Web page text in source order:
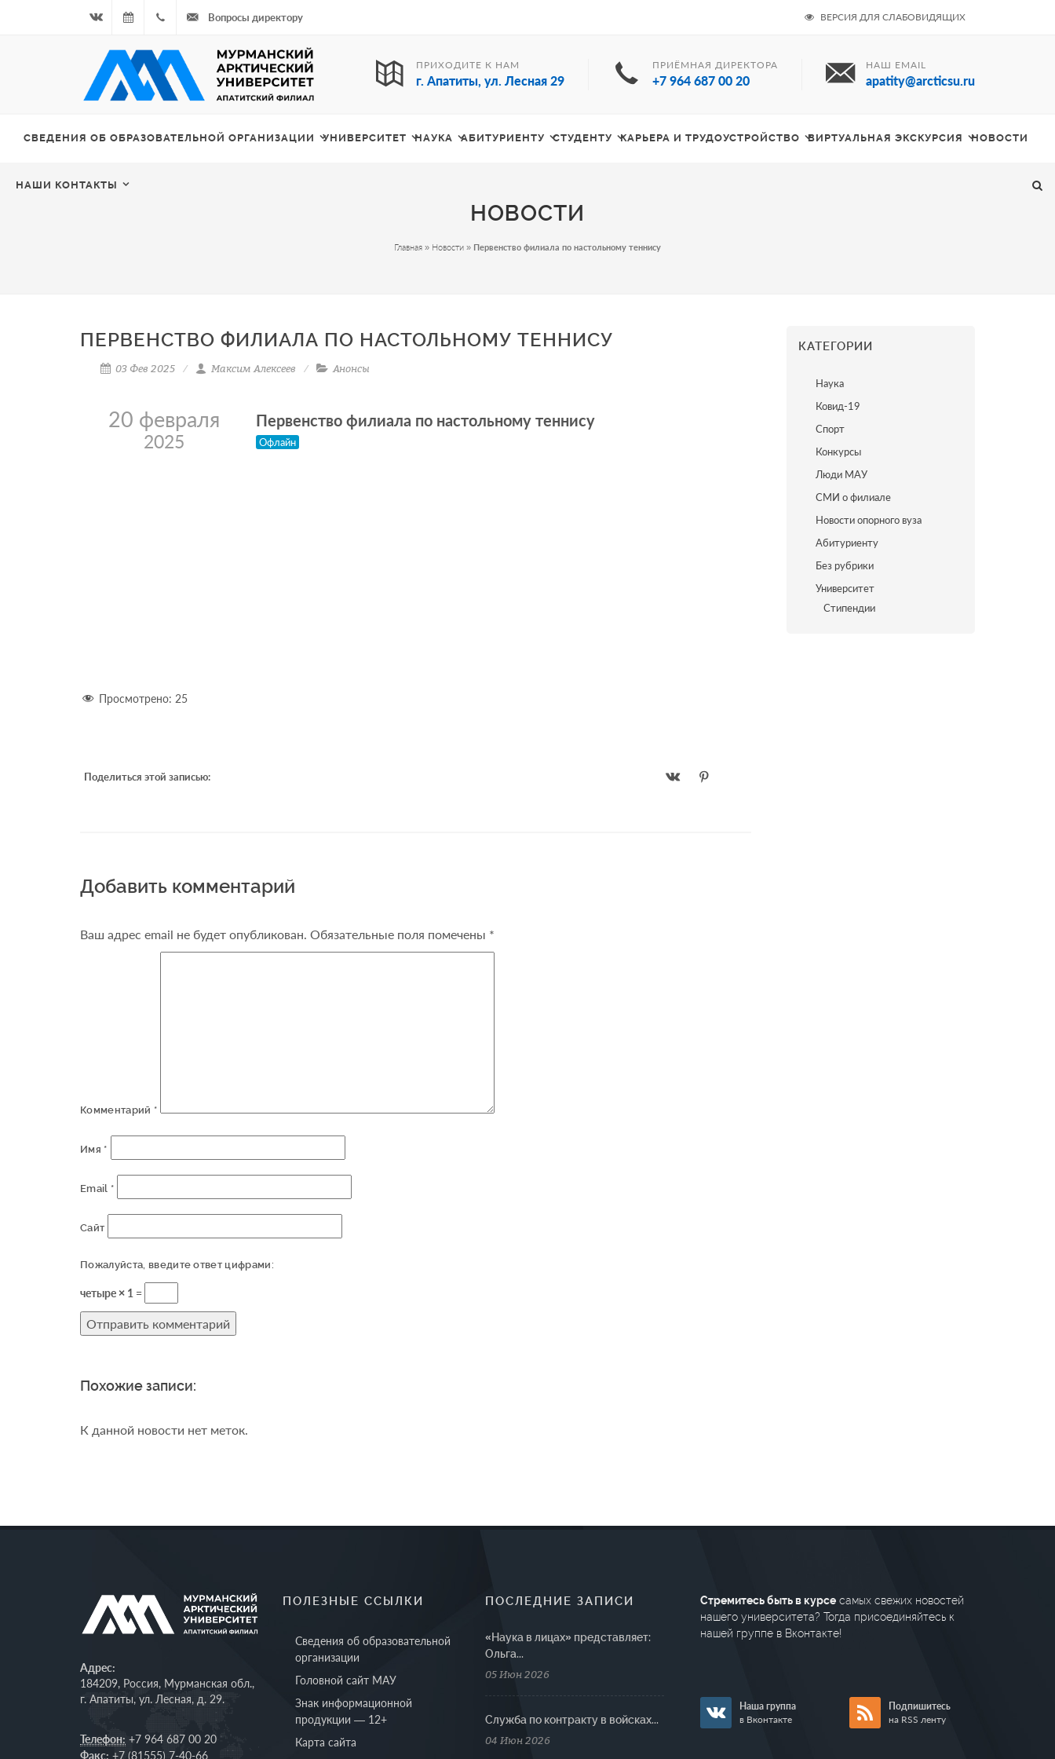
Вконтакте06.08.2026
- Чётная
+7
964
Вопросы директору ВЕРСИЯ ДЛЯ СЛАБОВИДЯЩИХ
ПРИХОДИТЕ К НАМ
г. Апатиты, ул. Лесная 29
ПРИЁМНАЯ ДИРЕКТОРА
+7 964 687 00 20
НАШ EMAIL
apatity@arcticsu.ru
СВЕДЕНИЯ ОБ ОБРАЗОВАТЕЛЬНОЙ ОРГАНИЗАЦИИ УНИВЕРСИТЕТ НАУКА АБИТУРИЕНТУ СТУДЕНТУ КАРЬЕРА И ТРУДОУСТРОЙСТВО ВИРТУАЛЬНАЯ ЭКСКУРСИЯ НОВОСТИ
НАШИ КОНТАКТЫ
НОВОСТИ
Главная » Новости » Первенство филиала по настольному теннису
ПЕРВЕНСТВО ФИЛИАЛА ПО НАСТОЛЬНОМУ ТЕННИСУ
03 Фев 2025 Максим Алексеев Анонсы
20 февраля
2025
Первенство филиала по настольному теннису
Офлайн
Просмотрено: 25
Поделиться этой записью:
Добавить комментарий
Ваш адрес email не будет опубликован. Обязательные поля помечены *
Комментарий *
Имя *
Email *
Сайт
Пожалуйста, введите ответ цифрами:
четыре × 1 =
Похожие записи:
К данной новости нет меток.
КАТЕГОРИИ
Наука
Ковид-19
Спорт
Конкурсы
Люди МАУ
СМИ о филиале
Новости опорного вуза
Абитуриенту
Без рубрики
Университет
Стипендии
Адрес:
184209, Россия, Мурманская обл.,
г. Апатиты, ул. Лесная, д. 29.
Телефон: +7 964 687 00 20
Факс: +7 (81555) 7-40-66
ПОЛЕЗНЫЕ ССЫЛКИ
Сведения об образовательной
организации
Головной сайт МАУ
Знак информационной
продукции — 12+
Карта сайта
ПОСЛЕДНИЕ ЗАПИСИ
«Наука в лицах» представляет:
Ольга...
05 Июн 2026
Cлужба по контракту в войсках...
04 Июн 2026
Стремитесь быть в курсе самых свежих новостей
нашего университета? Тогда присоединяйтесь к
нашей группе в Вконтакте!
Наша группа
в Вконтакте
Подпишитесь
на RSS ленту